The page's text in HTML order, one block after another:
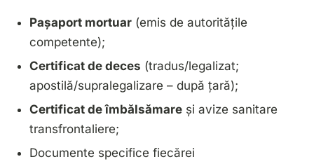
Pașaport mortuar (emis de autoritățile
competente);
Certificat de deces (tradus/legalizat;
apostilă/supralegalizare – după țară);
Certificat de îmbălsămare și avize sanitare
transfrontaliere;
Documente specifice fiecărei